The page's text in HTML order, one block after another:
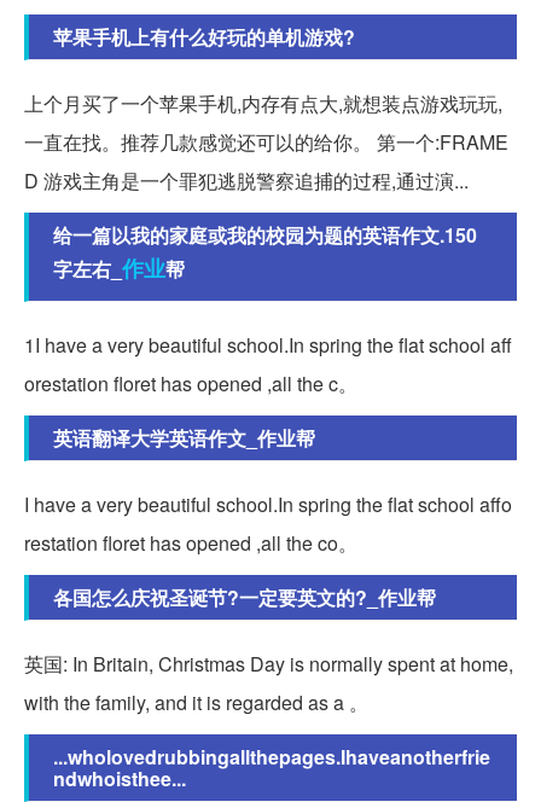
苹果手机上有什么好玩的单机游戏?
上个月买了一个苹果手机,内存有点大,就想装点游戏玩玩,
一直在找。推荐几款感觉还可以的给你。 第一个:FRAME
D 游戏主角是一个罪犯逃脱警察追捕的过程,通过演...
给一篇以我的家庭或我的校园为题的英语作文.150
字左右_ 作业帮
1I have a very beautiful school.In spring the flat school aff
orestation floret has opened ,all the c。
英语翻译大学英语作文_作业帮
I have a very beautiful school.In spring the flat school affo
restation floret has opened ,all the co。
各国怎么庆祝圣诞节?一定要英文的?_作业帮
英国: In Britain, Christmas Day is normally spent at home,
with the family, and it is regarded as a 。
...wholovedrubbingallthepages.Ihaveanotherfrie
ndwhoisthee...